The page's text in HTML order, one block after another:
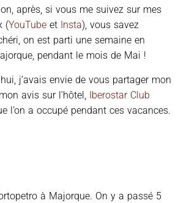
après, si vous me suivez sur mes
(YouTube et Insta), vous savez
on est parti une semaine en
pendant le mois de Mai !
j’avais envie de vous partager mon
avis sur l’hôtel, Iberostar Club
l’on a occupé pendant ces vacances.
à Majorque. On y a passé 5